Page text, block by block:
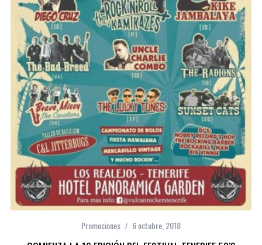
Promociones 6 octubre, 2018